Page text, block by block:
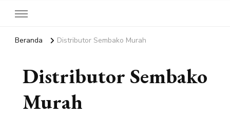
Beranda Distributor Sembako Murah
Distributor Sembako
Murah